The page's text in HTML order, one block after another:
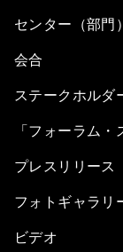
センター（部門）
会合
ステークホルダ
「フォーラム・
プレスリリース
フォトギャラリ
ビデオ